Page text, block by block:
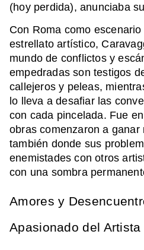
(hoy perdida), anunciaba
Con Roma como
estrellato artístico,
mundo de conflictos y
empedradas son testigos
callejeros y peleas,
lo lleva a desafiar las
con cada pincelada. Fue
obras comenzaron a
también donde sus
enemistades con otros
con una sombra
Amores y
Apasionado del Artista